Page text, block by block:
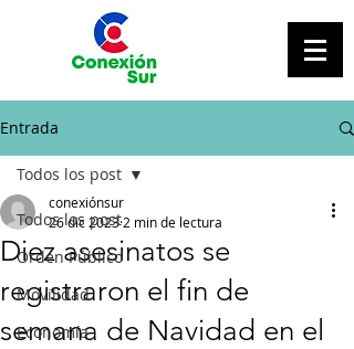
Entrada
Todos los post
Orden Público
Movilidad
Economía
Todos los post
Diez asesinatos se
registraron el fin de
semana de Navidad en el
conexiónsur
26 dic 2023 2 min de lectura